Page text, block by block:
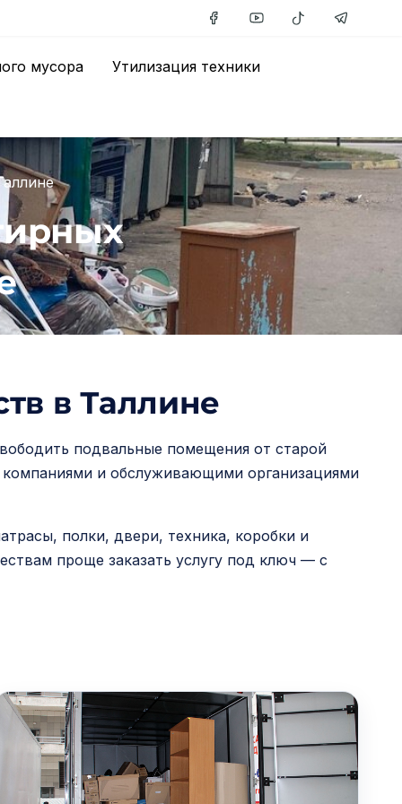
мусора Утилизация техники
в Таллине
подвальные помещения от старой
и обслуживающими организациями
полки, двери, техника, коробки и
проще заказать услугу под ключ — с